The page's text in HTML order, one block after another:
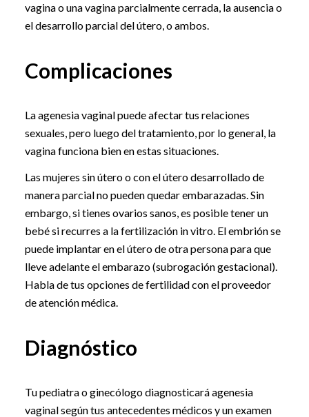
vagina o una vagina parcialmente cerrada, la ausencia o
el desarrollo parcial del útero, o ambos.
Complicaciones
La agenesia vaginal puede afectar tus relaciones
sexuales, pero luego del tratamiento, por lo general, la
vagina funciona bien en estas situaciones.
Las mujeres sin útero o con el útero desarrollado de
manera parcial no pueden quedar embarazadas. Sin
embargo, si tienes ovarios sanos, es posible tener un
bebé si recurres a la fertilización in vitro. El embrión se
puede implantar en el útero de otra persona para que
lleve adelante el embarazo (subrogación gestacional).
Habla de tus opciones de fertilidad con el proveedor
de atención médica.
Diagnóstico
Tu pediatra o ginecólogo diagnosticará agenesia
vaginal según tus antecedentes médicos y un examen